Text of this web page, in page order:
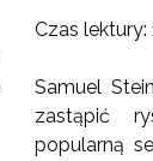
Czas lektury:
Samuel
zastąpić
popularną